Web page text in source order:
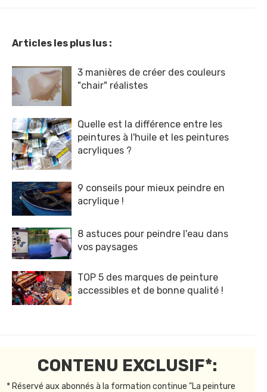
Articles les plus lus :
3 manières de créer des couleurs
"chair" réalistes
Quelle est la différence entre les
peintures à l'huile et les peintures
acryliques ?
9 conseils pour mieux peindre en
acrylique !
8 astuces pour peindre l'eau dans
vos paysages
TOP 5 des marques de peinture
accessibles et de bonne qualité !
CONTENU EXCLUSIF*:
* Réservé aux abonnés à la formation continue "La peinture